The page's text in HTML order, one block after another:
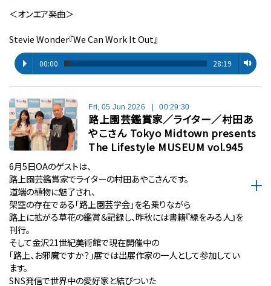
＜オンエア楽曲＞
Stevie Wonder『We Can Work It Out』
00:00 28:19
Fri, 05 Jun 2026 | 00:29:30
路上園芸鑑賞家／ライター／村田あ
やこさん Tokyo Midtown presents
The Lifestyle MUSEUM vol.945
6月5日OAのゲストは、
路上園芸鑑賞家でライターの村田あやこさんです。
道端の植物に魅了され、
架空の存在である「路上園芸学会」を名乗りながら
路上に拡がる草花の鑑賞＆記録し、昨秋には書籍『緑をみる人』を
刊行。
そして金沢21世紀美術館で現在開催中の
「路上、お邪魔ですか？」展では出展作家の一人として参加してい
ます。
SNS発信で世界中の愛好家と結びついた